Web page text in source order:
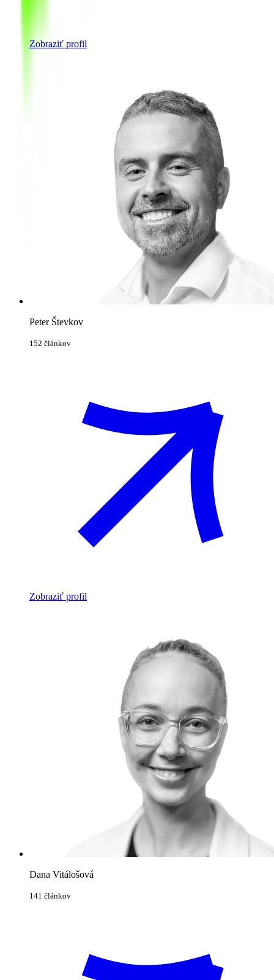
Zobraziť profil
Peter Števkov
152 článkov
Zobraziť profil
Dana Vitálošová
141 článkov